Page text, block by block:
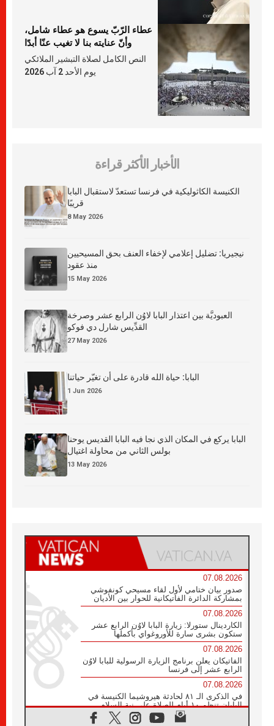
عطاء الرّبّ يسوع هو عطاء شامل،
وأنّ عنايته بنا لا تغيب عنّا أبدًا
النص الكامل لصلاة التبشير الملائكي
يوم الأحد 2 آب 2026
الأخبار الأكثر قراءة
الكنيسة الكاثوليكية في فرنسا تستعدّ لاستقبال البابا
قريبًا
8 May 2026
نيجيريا: تضليل إعلامي لإخفاء العنف بحق المسيحيين
منذ عقود
15 May 2026
العبوديَّة بين اعتذار البابا لاوُن الرابع عشر وصرخة
القدِّيس شارل دي فوكو
27 May 2026
البابا: حياة الله قادرة على أن تغيّر حياتنا
1 Jun 2026
البابا يركع في المكان الذي نجا فيه البابا القديس يوحنا
بولس الثاني من محاولة اغتيال
13 May 2026
07.08.2026
صدور بيان ختامي لأول لقاء مسيحي كونفوشي
بمشاركة الدائرة الفاتيكانية للحوار بين الأديان
07.08.2026
الكاردينال ستورلا: زيارة البابا لاوُن الرابع عشر
ستكون بشرى سارة للأوروغواي بأكملها
07.08.2026
الفاتيكان يعلن برنامج الزيارة الرسولية للبابا لاوُن
الرابع عشر إلى فرنسا
07.08.2026
في الذكرى الـ ٨١ لحادثة هيروشيما الكنيسة في
اليابان تنظم ١٠ أيام للصلاة على نية السلام